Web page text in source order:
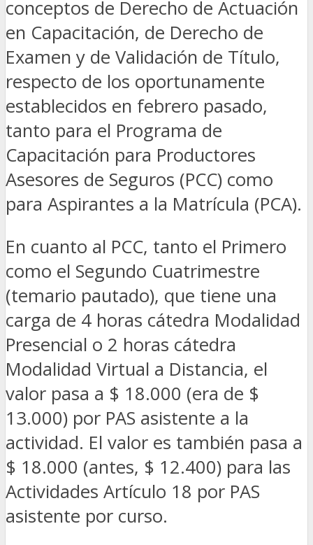
conceptos de Derecho de Actuación
en Capacitación, de Derecho de
Examen y de Validación de Título,
respecto de los oportunamente
establecidos en febrero pasado,
tanto para el Programa de
Capacitación para Productores
Asesores de Seguros (PCC) como
para Aspirantes a la Matrícula (PCA).
En cuanto al PCC, tanto el Primero
como el Segundo Cuatrimestre
(temario pautado), que tiene una
carga de 4 horas cátedra Modalidad
Presencial o 2 horas cátedra
Modalidad Virtual a Distancia, el
valor pasa a $ 18.000 (era de $
13.000) por PAS asistente a la
actividad. El valor es también pasa a
$ 18.000 (antes, $ 12.400) para las
Actividades Artículo 18 por PAS
asistente por curso.